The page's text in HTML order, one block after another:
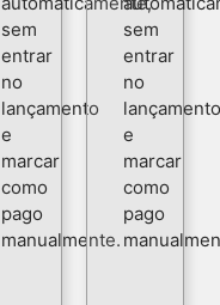
sem
entrar
no
lançamento
e
marcar
como
pago
manualmente.
sem
entrar
no
lançamento
e
marcar
como
pago